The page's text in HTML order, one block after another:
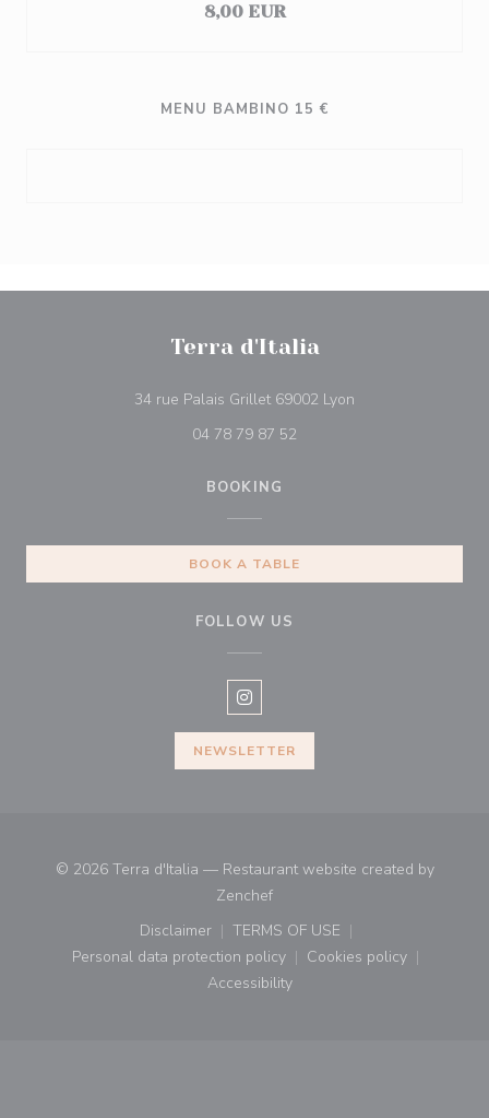
8,00 EUR
MENU BAMBINO 15 €
Terra d'Italia
34 rue Palais Grillet 69002 Lyon
04 78 79 87 52
BOOKING
BOOK A TABLE
FOLLOW US
Instagram ((opens in a new
NEWSLETTER
© 2026 Terra d'Italia — Restaurant website created by
Zenchef((opens in a new window))
Disclaimer
((opens in a new window))
TERMS OF USE
((opens in a new window))
Personal data protection policy
((opens in a new window))
Cookies policy
((opens in a new
Accessibility
((opens in a new window))